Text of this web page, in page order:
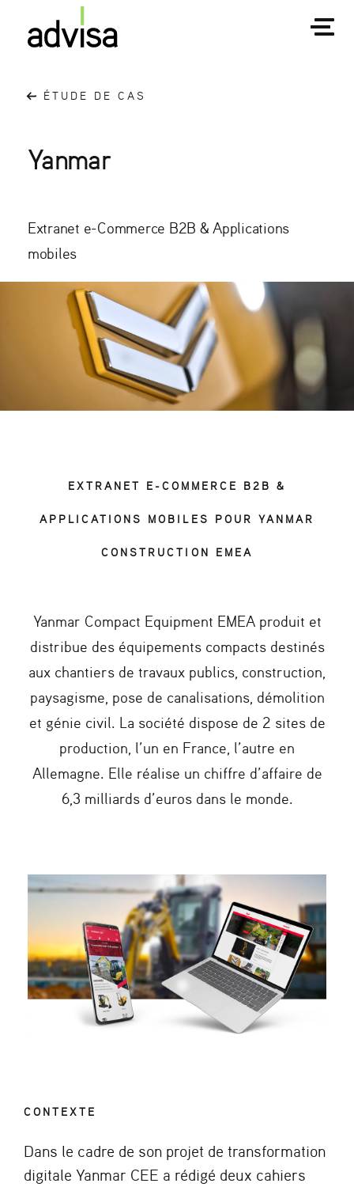
ÉTUDE DE CAS
Yanmar
Extranet e-Commerce B2B & Applications
mobiles
EXTRANET E-COMMERCE B2B &
APPLICATIONS MOBILES POUR YANMAR
CONSTRUCTION EMEA
Yanmar Compact Equipment EMEA produit et
distribue des équipements compacts destinés
aux chantiers de travaux publics, construction,
paysagisme, pose de canalisations, démolition
et génie civil. La société dispose de 2 sites de
production, l’un en France, l’autre en
Allemagne. Elle réalise un chiffre d’affaire de
6,3 milliards d’euros dans le monde.
CONTEXTE
Dans le cadre de son projet de transformation
digitale Yanmar CEE a rédigé deux cahiers